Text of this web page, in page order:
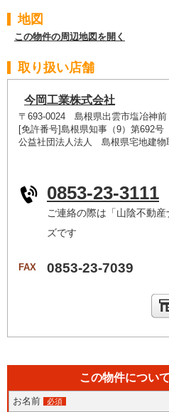
地図
この物件の周辺地図を開く
取り扱い店舗
今岡工業株式会社
〒693-0024 島根県出雲市塩冶神前
[免許番号]島根県知事（9）第692号
公益社団法人法人 島根県宅地建物
0853-23-3111
ご連絡の際は「山陰不動
ズです
FAX 0853-23-7039